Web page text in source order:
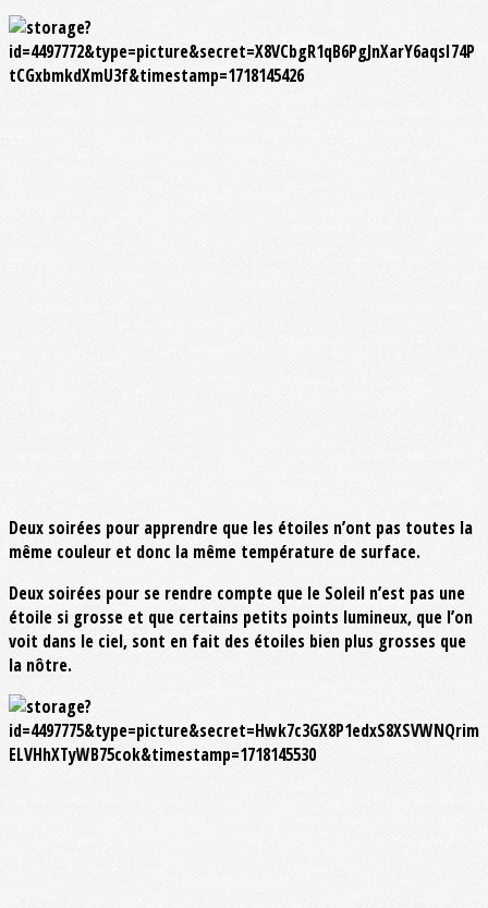
Deux soirées pour apprendre que les étoiles n’ont pas toutes la
même couleur et donc la même température de surface.
Deux soirées pour se rendre compte que le Soleil n’est pas une
étoile si grosse et que certains petits points lumineux, que l’on
voit dans le ciel, sont en fait des étoiles bien plus grosses que
la nôtre.